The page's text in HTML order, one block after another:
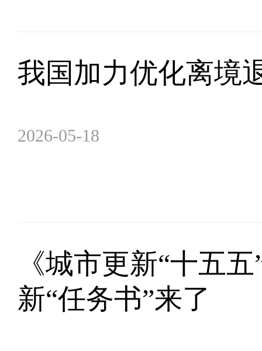
我国加力优化离境
2026-05-18
《城市更新“十五
新“任务书”来了